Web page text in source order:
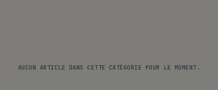
AUCUN ARTICLE DANS CETTE CATÉGORIE POUR LE MOMENT.